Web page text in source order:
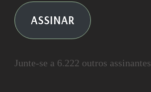
ASSINAR
Junte-se a 6.222 outros assinantes